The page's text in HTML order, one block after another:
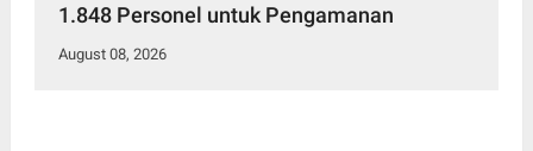
1.848 Personel untuk Pengamanan
August 08, 2026